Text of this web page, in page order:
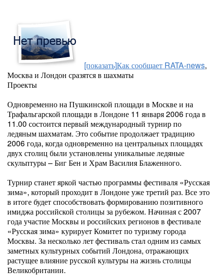
[показать]Как сообщает RATA-news,
Москва и Лондон сразятся в шахматы
Проекты
Одновременно на Пушкинской площади в Москве и на
Трафальгарской площади в Лондоне 11 января 2006 года в
11.00 состоится первый международный турнир по
ледяным шахматам. Это событие продолжает традицию
2006 года, когда одновременно на центральных площадях
двух столиц были установлены уникальные ледяные
скульптуры – Биг Бен и Храм Василия Блаженного.
Турнир станет яркой частью программы фестиваля «Русская
зима», который проходит в Лондоне уже третий раз. Все это
в итоге будет способствовать формированию позитивного
имиджа российской столицы за рубежом. Начиная с 2007
года участие Москвы и российских регионов в фестивале
«Русская зима» курирует Комитет по туризму города
Москвы. За несколько лет фестиваль стал одним из самых
заметных культурных событий Лондона, отражающих
растущее влияние русской культуры на жизнь столицы
Великобритании.